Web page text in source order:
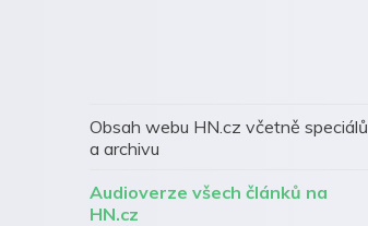
Obsah webu HN.cz včetně speciálů
a archivu
Audioverze všech článků na
HN.cz